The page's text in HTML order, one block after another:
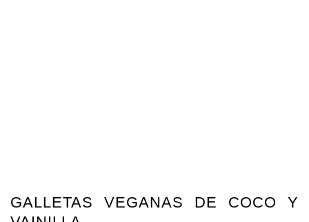
GALLETAS VEGANAS DE COCO Y